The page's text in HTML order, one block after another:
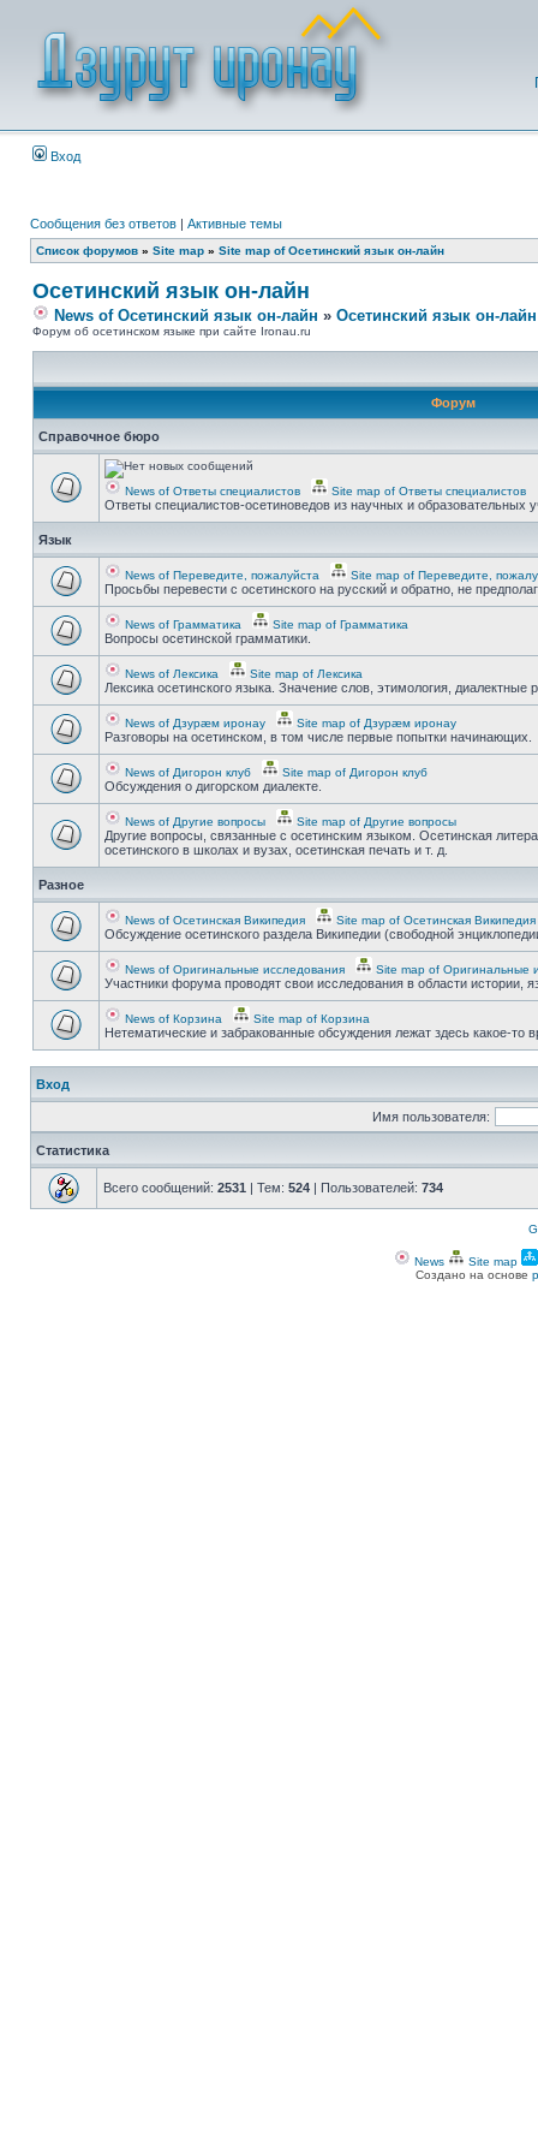
Вход
Сообщения без ответов | Активные темы
Список форумов » Site map » Site map of Осетинский язык он-лайн
Осетинский язык он-лайн
News of Осетинский язык он-лайн » Осетинский язык он-лайн
Форум об осетинском языке при сайте Ironau.ru
Форум
Справочное бюро
News of Ответы специалистов Site map of Ответы специалистов
Ответы специалистов-осетиноведов из научных и
Язык
News of Переведите, пожалуйста Site map of Переведите,
Просьбы перевести с осетинского на русский и обратно, не
News of Грамматика Site map of Грамматика
Вопросы осетинской грамматики.
News of Лексика Site map of Лексика
Лексика осетинского языка. Значение слов, этимология, диалектные
News of Дзурæм иронау Site map of Дзурæм иронау
Разговоры на осетинском, в том числе первые попытки начинающих.
News of Дигорон клуб Site map of Дигорон клуб
Обсуждения о дигорском диалекте.
News of Другие вопросы Site map of Другие вопросы
Другие вопросы, связанные с осетинским языком. Осетинская
осетинского в школах и вузах, осетинская печать и т. д.
Разное
News of Осетинская Википедия Site map of Осетинская Википедия
Обсуждение осетинского раздела Википедии (свободной
News of Оригинальные исследования Site map of Оригинальные
Участники форума проводят свои исследования в области истории,
News of Корзина Site map of Корзина
Нетематические и забракованные обсуждения лежат здесь какое-то
Вход
Имя пользователя:
Статистика
Всего сообщений: 2531 | Тем: 524 | Пользователей: 734
News Site map
Создано на основе